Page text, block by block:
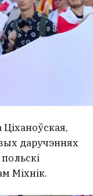
даручэннях
Міхнік.